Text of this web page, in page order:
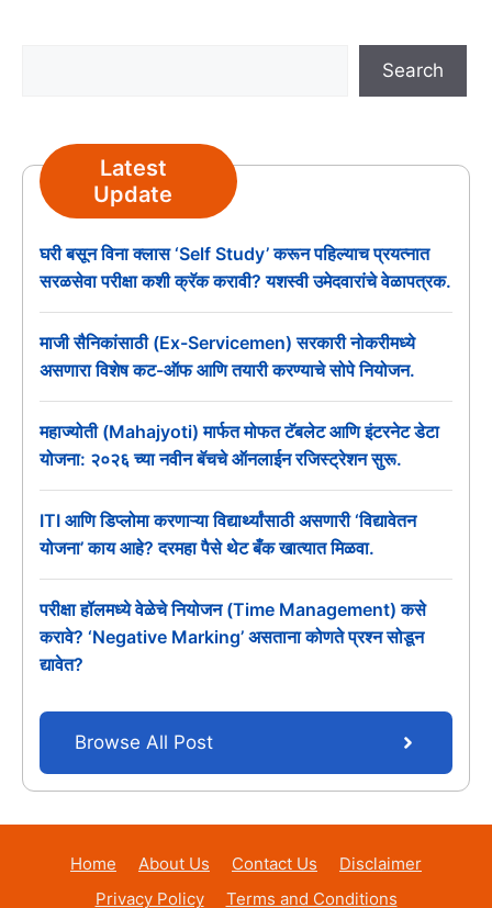
Search
Latest
Update
घरी बसून विना क्लास ‘Self Study’ करून पहिल्याच प्रयत्नात
सरळसेवा परीक्षा कशी क्रॅक करावी? यशस्वी उमेदवारांचे वेळापत्रक.
माजी सैनिकांसाठी (Ex-Servicemen) सरकारी नोकरीमध्ये
असणारा विशेष कट-ऑफ आणि तयारी करण्याचे सोपे नियोजन.
महाज्योती (Mahajyoti) मार्फत मोफत टॅबलेट आणि इंटरनेट डेटा
योजना: २०२६ च्या नवीन बॅचचे ऑनलाईन रजिस्ट्रेशन सुरू.
ITI आणि डिप्लोमा करणाऱ्या विद्यार्थ्यांसाठी असणारी ‘विद्यावेतन
योजना’ काय आहे? दरमहा पैसे थेट बँक खात्यात मिळवा.
परीक्षा हॉलमध्ये वेळेचे नियोजन (Time Management) कसे
करावे? ‘Negative Marking’ असताना कोणते प्रश्न सोडून
द्यावेत?
Browse All Post
Home About Us Contact Us
Disclaimer
Privacy Policy
Terms and Conditions